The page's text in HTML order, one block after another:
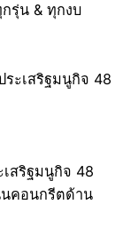
รุ่น & ทุกงบ
ะเสริฐมนูกิจ 48
สริฐมนูกิจ 48
คอนกรีตด้าน